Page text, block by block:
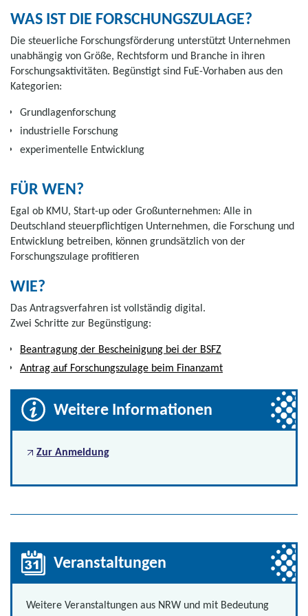
WAS IST DIE FORSCHUNGSZULAGE?
Die steuerliche Forschungsförderung unterstützt Unternehmen
unabhängig von Größe, Rechtsform und Branche in ihren
Forschungsaktivitäten. Begünstigt sind FuE-Vorhaben aus den
Kategorien:
Grundlagenforschung
industrielle Forschung
experimentelle Entwicklung
FÜR WEN?
Egal ob KMU, Start-up oder Großunternehmen: Alle in
Deutschland steuerpflichtigen Unternehmen, die Forschung und
Entwicklung betreiben, können grundsätzlich von der
Forschungszulage profitieren
WIE?
Das Antragsverfahren ist vollständig digital.
Zwei Schritte zur Begünstigung:
Beantragung der Bescheinigung bei der BSFZ
Antrag auf Forschungszulage beim Finanzamt
Weitere Informationen
Zur Anmeldung
Veranstaltungen
Weitere Veranstaltungen aus NRW und mit Bedeutung